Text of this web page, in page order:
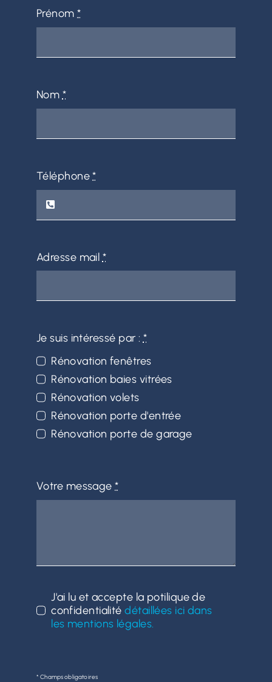
Prénom*
Nom *
Téléphone*
Adresse mail *
Je suis intéressé par : *
Rénovation fenêtres
Rénovation baies vitrées
Rénovation volets
Rénovation porte d'entrée
Rénovation porte de garage
Votre message*
J'ai lu et accepte la potilique de
confidentialitédétaillées ici dans
les mentions légales.
* Champs obligatoires